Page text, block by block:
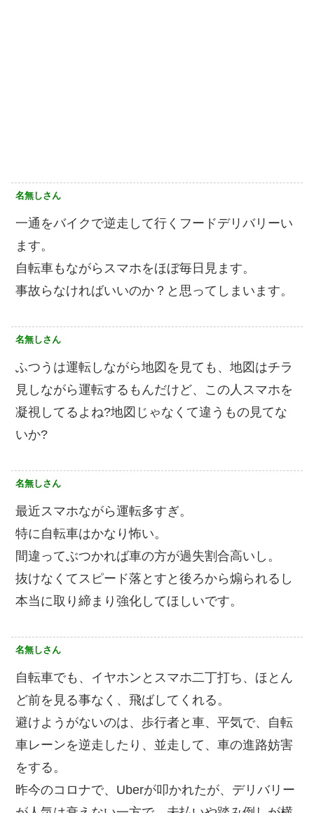
名無しさん
一通をバイクで逆走して行くフードデリバリーい
ます。
自転車もながらスマホをほぼ毎日見ます。
事故らなければいいのか？と思ってしまいます。
名無しさん
ふつうは運転しながら地図を見ても、地図はチラ
見しながら運転するもんだけど、この人スマホを
凝視してるよね?地図じゃなくて違うもの見てな
いか?
名無しさん
最近スマホながら運転多すぎ。
特に自転車はかなり怖い。
間違ってぶつかれば車の方が過失割合高いし。
抜けなくてスピード落とすと後ろから煽られるし
本当に取り締まり強化してほしいです。
名無しさん
自転車でも、イヤホンとスマホ二丁打ち、ほとん
ど前を見る事なく、飛ばしてくれる。
避けようがないのは、歩行者と車、平気で、自転
車レーンを逆走したり、並走して、車の進路妨害
をする。
昨今のコロナで、Uberが叩かれたが、デリバリー